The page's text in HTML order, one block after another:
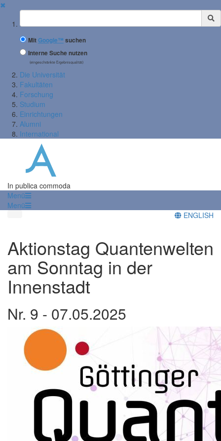
✖
Suchbegriff
MitGoogle™ suchen
Interne Suche nutzen
(eingeschränkte Ergebnisqualität)
Die Universität
Fakultäten
Forschung
Studium
Einrichtungen
Alumni
International
In publica commoda
Menü
Menü
ENGLISH
Aktionstag Quantenwelten
am Sonntag in der
Innenstadt
Nr. 9 - 07.05.2025